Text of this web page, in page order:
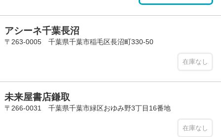
アシーネ千葉長沼
〒263-0005 千葉県千葉市稲毛区長沼町330-50
在庫なし
未来屋書店鎌取
〒266-0031 千葉県千葉市緑区おゆみ野3丁目16番地
在庫なし